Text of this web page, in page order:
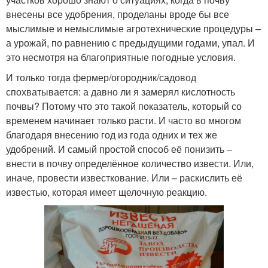
внесены все удобрения, проделаны вроде бы все
мыслимые и немыслимые агротехнические процедуры –
а урожай, по равнению с предыдущими годами, упал. И
это несмотря на благоприятные погодные условия.
И только тогда фермер/огородник/садовод
спохватывается: а давно ли я замерял кислотность
почвы? Потому что это такой показатель, который со
временем начинает только расти. И часто во многом
благодаря внесению год из года одних и тех же
удобрений. И самый простой способ её понизить –
внести в почву определённое количество извести. Или,
иначе, провести известкование. Или – раскислить её
известью, которая имеет щелочную реакцию.